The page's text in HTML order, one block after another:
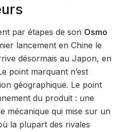
par étapes de son Osmo
lancement en Chine le
désormais au Japon, en
point marquant n’est
géographique. Le point
du produit : une
mécanique qui mise sur un
la plupart des rivales